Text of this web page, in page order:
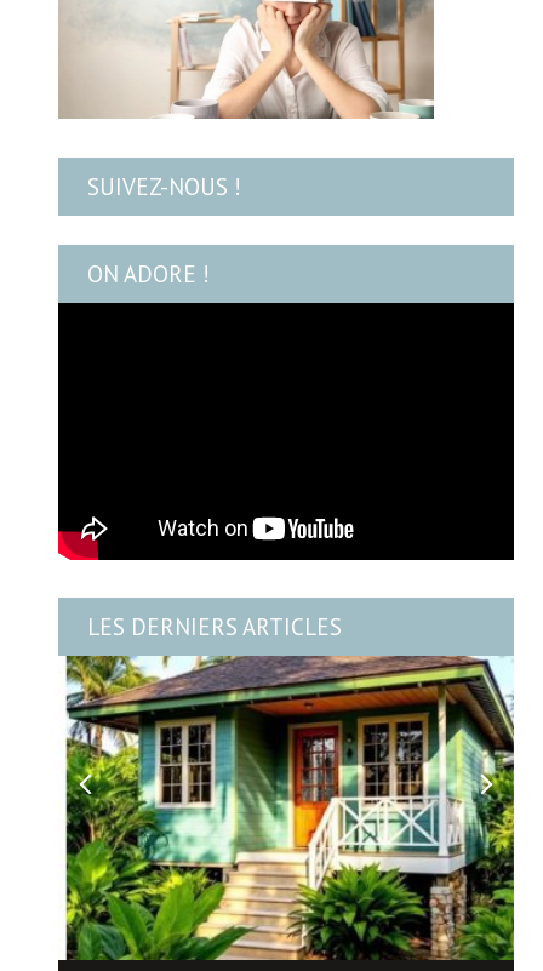
SUIVEZ-NOUS !
ON ADORE !
LES DERNIERS ARTICLES